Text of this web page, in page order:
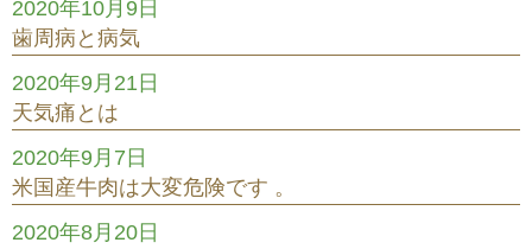
歯周病と病気
2020年10月9日
天気痛とは
2020年9月21日
米国産牛肉は大変危険です 。
2020年9月7日
2020年8月20日